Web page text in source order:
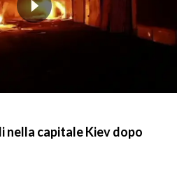
nella capitale Kiev dopo